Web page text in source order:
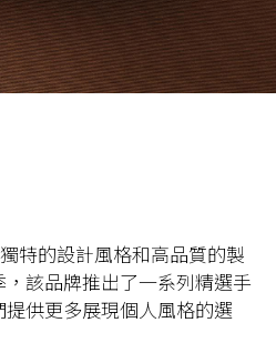
特的設計風格和高品質的製
該品牌推出了一系列精選手
供更多展現個人風格的選